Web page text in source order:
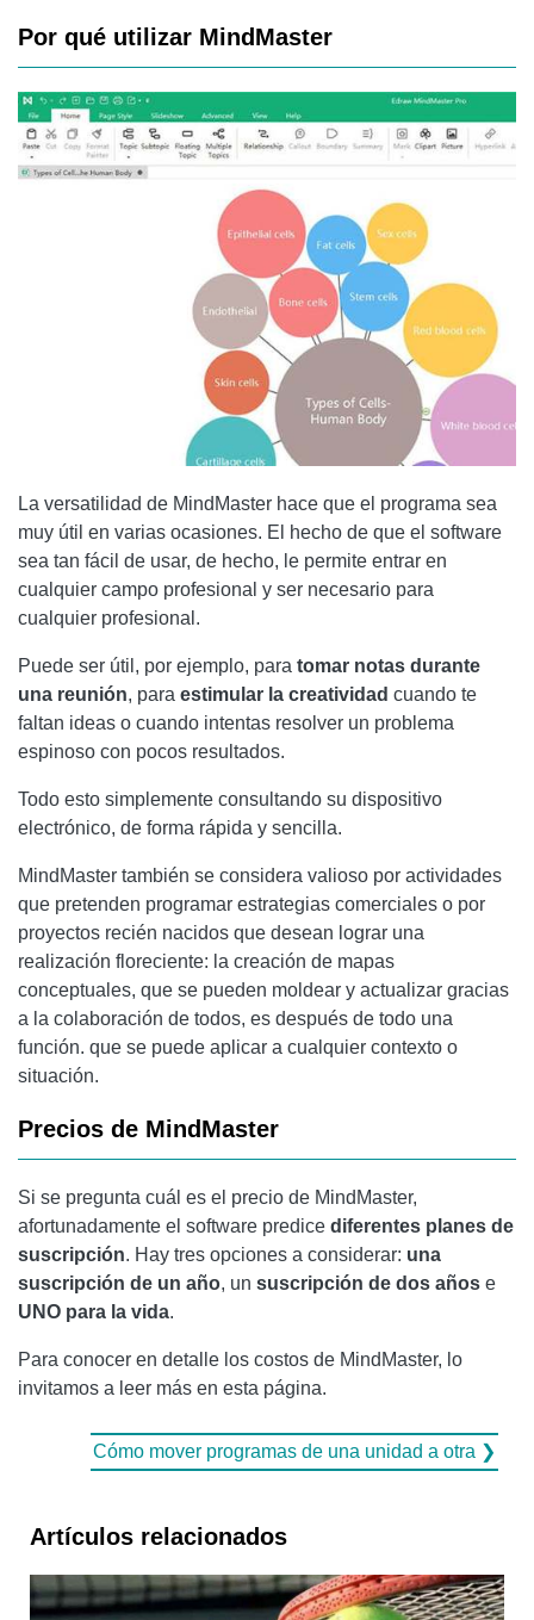
Por qué utilizar MindMaster
La versatilidad de MindMaster hace que el programa sea
muy útil en varias ocasiones. El hecho de que el software
sea tan fácil de usar, de hecho, le permite entrar en
cualquier campo profesional y ser necesario para
cualquier profesional.
Puede ser útil, por ejemplo, para tomar notas durante
una reunión, para estimular la creatividad cuando te
faltan ideas o cuando intentas resolver un problema
espinoso con pocos resultados.
Todo esto simplemente consultando su dispositivo
electrónico, de forma rápida y sencilla.
MindMaster también se considera valioso por actividades
que pretenden programar estrategias comerciales o por
proyectos recién nacidos que desean lograr una
realización floreciente: la creación de mapas
conceptuales, que se pueden moldear y actualizar gracias
a la colaboración de todos, es después de todo una
función. que se puede aplicar a cualquier contexto o
situación.
Precios de MindMaster
Si se pregunta cuál es el precio de MindMaster,
afortunadamente el software predice diferentes planes de
suscripción. Hay tres opciones a considerar: una
suscripción de un año, un suscripción de dos años e
UNO para la vida.
Para conocer en detalle los costos de MindMaster, lo
invitamos a leer más en esta página.
Cómo mover programas de una unidad a otra ❯
Artículos relacionados